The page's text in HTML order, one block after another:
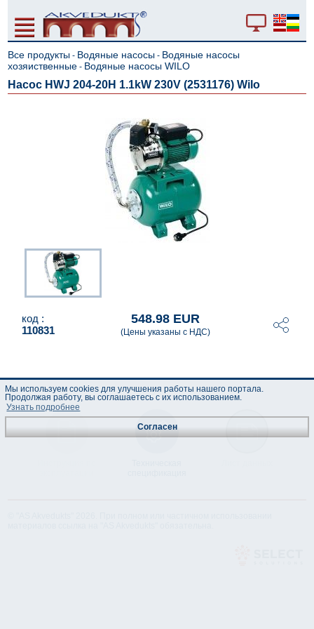
Все продукты - Водяные насосы - Водяные насосы
хозяиственные - Водяные насосы WILO
Насос HWJ 204-20H 1.1kW 230V (2531176) Wilo
код :
110831
548.98 EUR
(Цены указаны с НДС)
Мы используем cookies для улучшения работы нашего портала.
Продолжая работу, вы соглашаетесь с их использованием.
Узнать подробнее
Согласен